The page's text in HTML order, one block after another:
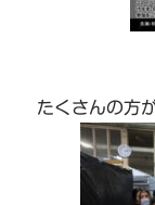
たくさんの方